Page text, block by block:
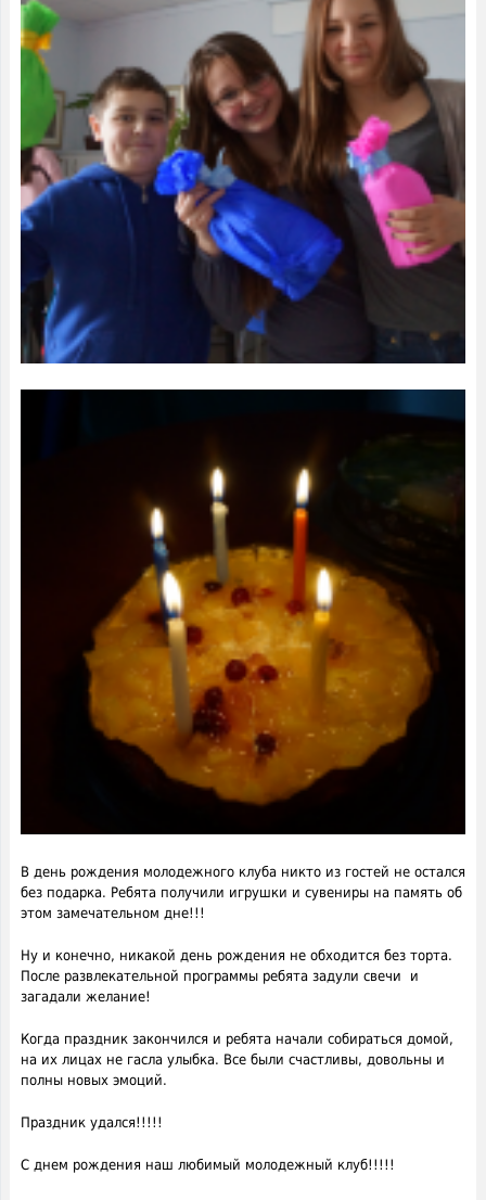
В день рождения молодежного клуба никто из гостей не остался
без подарка. Ребята получили игрушки и сувениры на память об
этом замечательном дне!!!
Ну и конечно, никакой день рождения не обходится без торта.
После развлекательной программы ребята задули свечи и
загадали желание!
Когда праздник закончился и ребята начали собираться домой,
на их лицах не гасла улыбка. Все были счастливы, довольны и
полны новых эмоций.
Праздник удался!!!!!
С днем рождения наш любимый молодежный клуб!!!!!